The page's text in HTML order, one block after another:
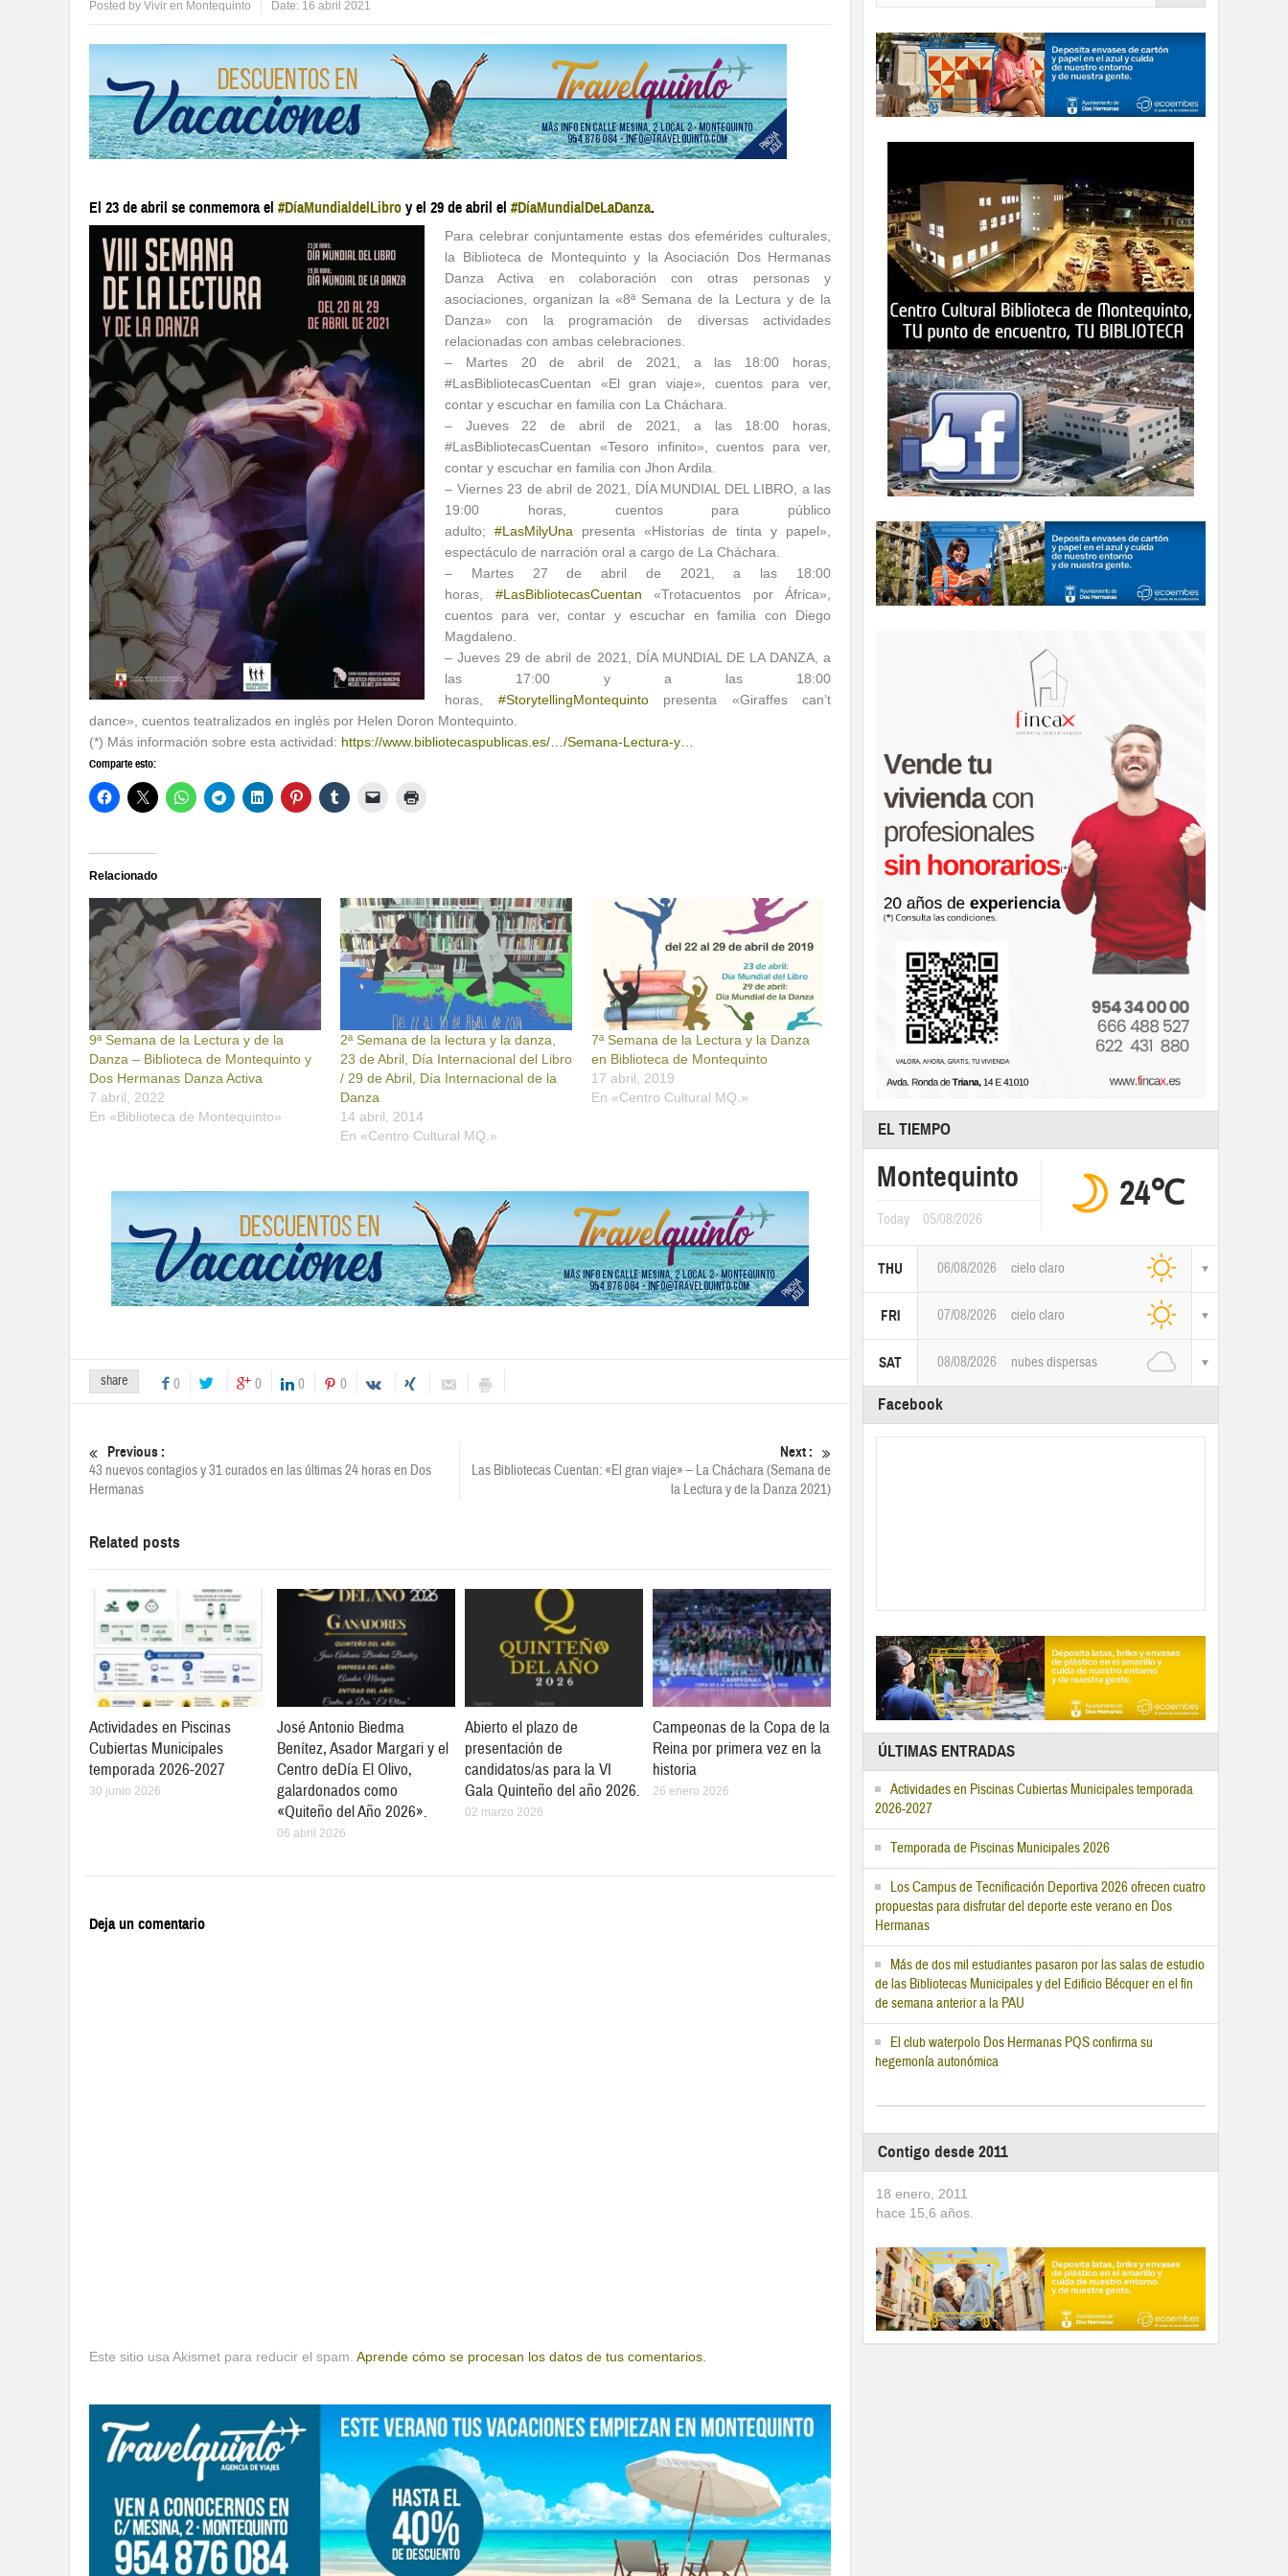
Posted by Vivir en Montequinto Date: 16 abril 2021
El 23 de abril se conmemora el #DíaMundialdelLibroy el 29 de abril el #DíaMundialDeLaDanza.
Para celebrar conjuntamente estas dos efemérides culturales,
la Biblioteca de Montequinto y la Asociación Dos Hermanas
Danza Activa en colaboración con otras personas y
asociaciones, organizan la «8ª Semana de la Lectura y de la
Danza» con la programación de diversas actividades
relacionadas con ambas celebraciones.
– Martes 20 de abril de 2021, a las 18:00 horas,
#LasBibliotecasCuentan «El gran viaje», cuentos para ver,
contar y escuchar en familia con La Cháchara.
– Jueves 22 de abril de 2021, a las 18:00 horas,
#LasBibliotecasCuentan «Tesoro infinito», cuentos para ver,
contar y escuchar en familia con Jhon Ardila.
– Viernes 23 de abril de 2021, DÍA MUNDIAL DEL LIBRO, a las
19:00 horas, cuentos para público
adulto; #LasMilyUna presenta «Historias de tinta y papel»,
espectáculo de narración oral a cargo de La Cháchara.
– Martes 27 de abril de 2021, a las 18:00
horas, #LasBibliotecasCuentan «Trotacuentos por África»,
cuentos para ver, contar y escuchar en familia con Diego
Magdaleno.
– Jueves 29 de abril de 2021, DÍA MUNDIAL DE LA DANZA, a
las 17:00 y a las 18:00
horas, #StorytellingMontequintopresenta «Giraffes can’t
dance», cuentos teatralizados en inglés por Helen Doron Montequinto.
(*) Más información sobre esta actividad: https://www.bibliotecaspublicas.es/…/Semana-Lectura-y…
Comparte esto:
Relacionado
9ª Semana de la Lectura y de la
Danza – Biblioteca de Montequinto y
Dos Hermanas Danza Activa
7 abril, 2022
En «Biblioteca de Montequinto»
2ª Semana de la lectura y la danza,
23 de Abril, Día Internacional del Libro
/ 29 de Abril, Día Internacional de la
Danza
14 abril, 2014
En «Centro Cultural MQ.»
7ª Semana de la Lectura y la Danza
en Biblioteca de Montequinto
17 abril, 2019
En «Centro Cultural MQ.»
share 0 0 0 0
Previous :
43 nuevos contagios y 31 curados en las últimas 24 horas en Dos
Hermanas
Next :
Las Bibliotecas Cuentan: «El gran viaje» – La Cháchara (Semana de
la Lectura y de la Danza 2021)
Related posts
Actividades en Piscinas
Cubiertas Municipales
temporada 2026-2027
30 junio 2026
José Antonio Biedma
Benítez, Asador Margari y el
Centro deDía El Olivo,
galardonados como
«Quiteño del Año 2026».
06 abril 2026
Abierto el plazo de
presentación de
candidatos/as para la VI
Gala Quinteño del año 2026.
02 marzo 2026
Campeonas de la Copa de la
Reina por primera vez en la
historia
26 enero 2026
Deja un comentario
Este sitio usa Akismet para reducir el spam. Aprende cómo se procesan los datos de tus comentarios.
EL TIEMPO
Montequinto
Today 05/08/2026
24℃
THU 06/08/2026 cielo claro
FRI 07/08/2026 cielo claro
SAT 08/08/2026 nubes dispersas
Facebook
ÚLTIMAS ENTRADAS
Actividades en Piscinas Cubiertas Municipales temporada
2026-2027
Temporada de Piscinas Municipales 2026
Los Campus de Tecnificación Deportiva 2026 ofrecen cuatro
propuestas para disfrutar del deporte este verano en Dos
Hermanas
Más de dos mil estudiantes pasaron por las salas de estudio
de las Bibliotecas Municipales y del Edificio Bécquer en el fin
de semana anterior a la PAU
El club waterpolo Dos Hermanas PQS confirma su
hegemonía autonómica
Contigo desde 2011
18 enero, 2011
hace 15,6 años.